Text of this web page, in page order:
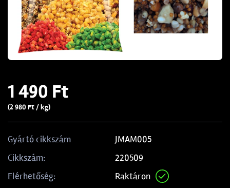
1 490 Ft
(2 980 Ft / kg)
Gyártó cikkszám
JMAM005
Cikkszám:
220509
Elérhetőség:
Raktáron